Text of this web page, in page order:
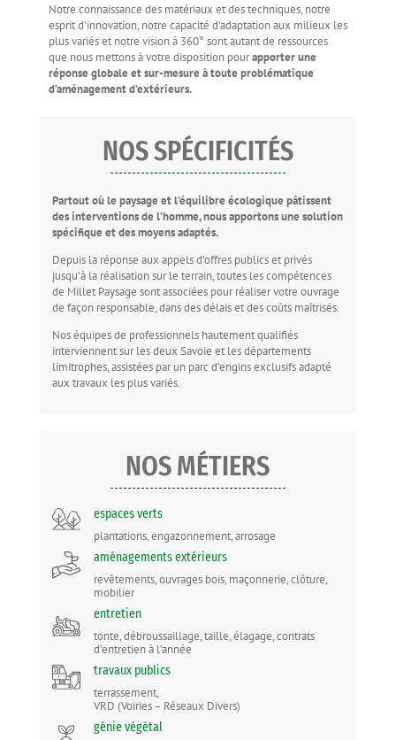
Notre connaissance des matériaux et des techniques, notre
esprit d’innovation, notre capacité d’adaptation aux milieux les
plus variés et notre vision à 360° sont autant de ressources
que nous mettons à votre disposition pourapporter une
réponse globale et sur-mesure à toute problématique
d’aménagement d’extérieurs.
NOS SPÉCIFICITÉS
Partout où le paysage et l’équilibre écologique pâtissent
des interventions de l’homme, nous apportons une solution
spécifique et des moyens adaptés.
Depuis la réponse aux appels d’offres publics et privés
jusqu’à la réalisation sur le terrain, toutes les compétences
de Millet Paysage sont associées pour réaliser votre ouvrage
de façon responsable, dans des délais et des coûts maîtrisés.
Nos équipes de professionnels hautement qualifiés
interviennent sur les deux Savoie et les départements
limitrophes, assistées par un parc d’engins exclusifs adapté
aux travaux les plus variés.
NOS MÉTIERS
espaces verts
plantations, engazonnement, arrosage
aménagements extérieurs
revêtements, ouvrages bois, maçonnerie, clôture,
mobilier
entretien
tonte, débroussaillage, taille, élagage, contrats
d’entretien à l’année
travaux publics
terrassement,
VRD (Voiries – Réseaux Divers)
génie végétal